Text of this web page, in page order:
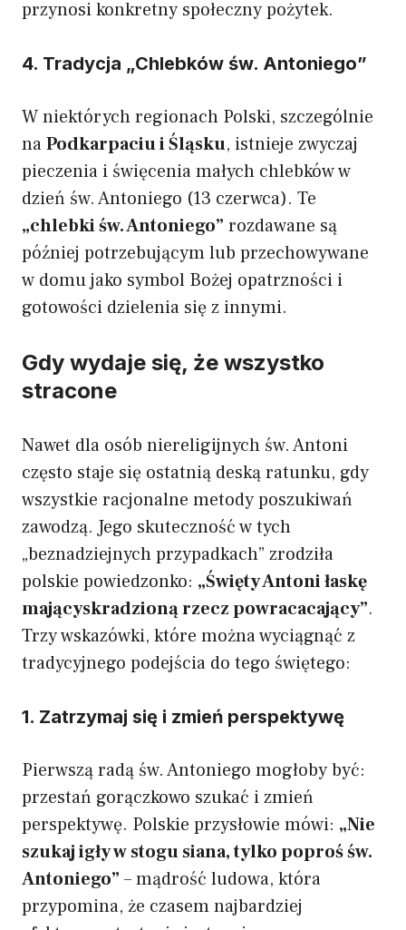
przynosi konkretny społeczny pożytek.
4. Tradycja „Chlebków św. Antoniego”
W niektórych regionach Polski, szczególnie
naPodkarpaciu i Śląsku, istnieje zwyczaj
pieczenia i święcenia małych chlebków w
dzień św. Antoniego (13 czerwca). Te
„chlebki św. Antoniego” rozdawane są
później potrzebującym lub przechowywane
w domu jako symbol Bożej opatrzności i
gotowości dzielenia się z innymi.
Gdy wydaje się, że wszystko
stracone
Nawet dla osób niereligijnych św. Antoni
często staje się ostatnią deską ratunku, gdy
wszystkie racjonalne metody poszukiwań
zawodzą. Jego skuteczność w tych
„beznadziejnych przypadkach” zrodziła
polskie powiedzonko: „Święty Antoni łaskę
mającyskradzioną rzecz powracacający”.
Trzy wskazówki, które można wyciągnąć z
tradycyjnego podejścia do tego świętego:
1. Zatrzymaj się i zmień perspektywę
Pierwszą radą św. Antoniego mogłoby być:
przestań gorączkowo szukać i zmień
perspektywę. Polskie przysłowie mówi: „Nie
szukaj igły w stogu siana, tylko poproś św.
Antoniego” – mądrość ludowa, która
przypomina, że czasem najbardziej